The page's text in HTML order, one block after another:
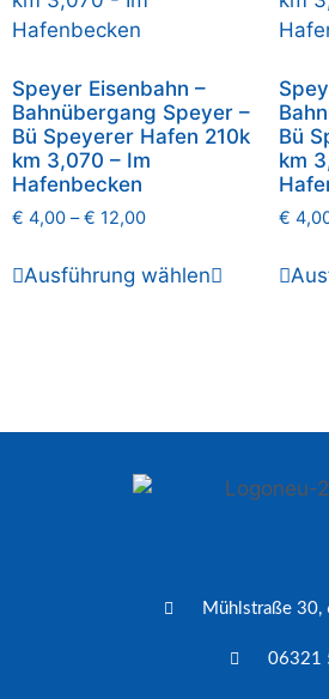
Speyer Eisenbahn –
Bahnübergang Speyer –
Bü Speyerer Hafen 210k
km 3,070 – Im
Hafenbecken
€ 4,00 –€ 12,00
Ausführung wählen
Bü
km
€
Mühlstraße 30,
06321